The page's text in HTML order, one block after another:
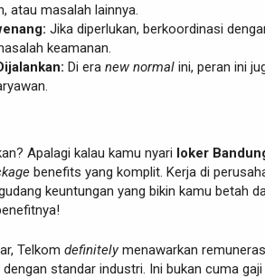
atau masalah lainnya.
Jika diperlukan, berkoordinasi
keamanan.
Di era new normal ini, peran ini
Apalagi kalau kamu nyari loker
benefits yang komplit. Kerja di
keuntungan yang bikin kamu betah
Telkom definitelymenawarkan
standar industri. Ini bukan cuma gaji